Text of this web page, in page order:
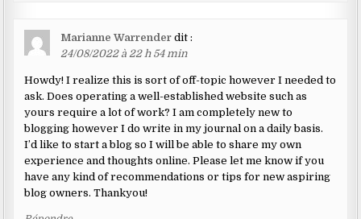
Marianne Warrender dit :
24/08/2022 à 22 h 54 min
Howdy! I realize this is sort of off-topic however I needed to
ask. Does operating a well-established website such as
yours require a lot of work? I am completely new to
blogging however I do write in my journal on a daily basis.
I’d like to start a blog so I will be able to share my own
experience and thoughts online. Please let me know if you
have any kind of recommendations or tips for new aspiring
blog owners. Thankyou!